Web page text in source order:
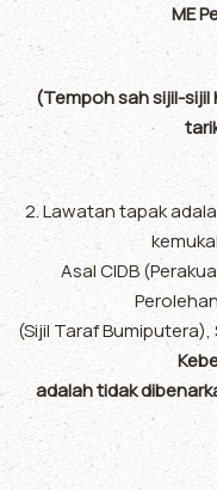
ME
(Tempoh sah sijil-sijil
2. Lawatan tapak
Asal CIDB
(Sijil Taraf Bumiputera),
adalah tidak